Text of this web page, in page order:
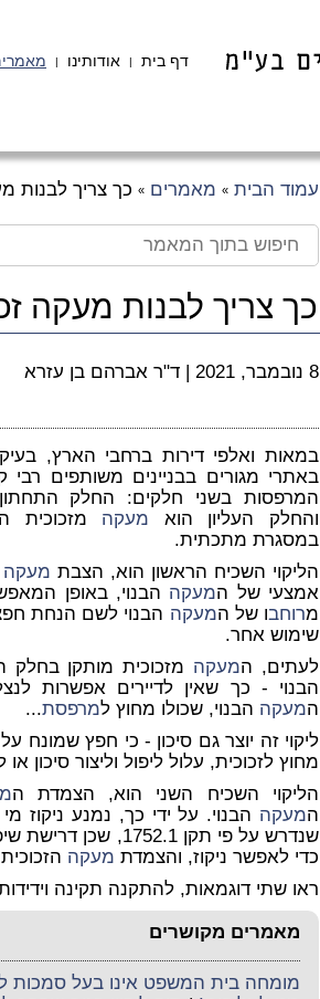
דף בית | אודותינו |
עמוד הבית » מאמרים » כך צריך לבנות
כך צריך לבנות מעקה
8 נובמבר, 2021 | ד"ר אברהם בן עזרא
במאות ואלפי דירות ברחבי הארץ,
באתרי מגורים בבניינים משותפים רבי
המרפסות בשני חלקים: החלק
והחלק העליון הוא מעקה מזכוכית
במסגרת מתכתית.
הליקוי השכיח הראשון הוא, הצבת מעקה
אמצעי של המעקה הבנוי, באופן
מרוחבו של המעקה הבנוי לשם הנחת
שימוש אחר.
לעתים, המעקה מזכוכית מותקן בחלק
הבנוי - כך שאין לדיירים אפשרות
המעקה הבנוי, שכולו מחוץ למרפסת...
ליקוי זה יוצר גם סיכון - כי חפץ שמונח
מחוץ לזכוכית, עלול ליפול וליצור סיכון או
הליקוי השכיח השני הוא, הצמדת ה
המעקה הבנוי. על ידי כך, נמנע ניקוז
שנדרש על פי תקן
כדי לאפשר ניקוז, והצמדת מעקה
ראו שתי דוגמאות, להתקנה תקינה
מאמרים מקושרים
מומחה בית המשפט אינו בעל סמכות